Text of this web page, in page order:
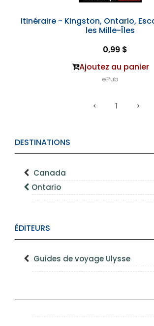
DESTINATIONS
Canada
Ontario
ÉDITEURS
Guides de voyage Ulysse
Itinéraire - Kingston, Ontario,
les Mille-Îles
0,99 $
Ajoutez au panier
ePub
1